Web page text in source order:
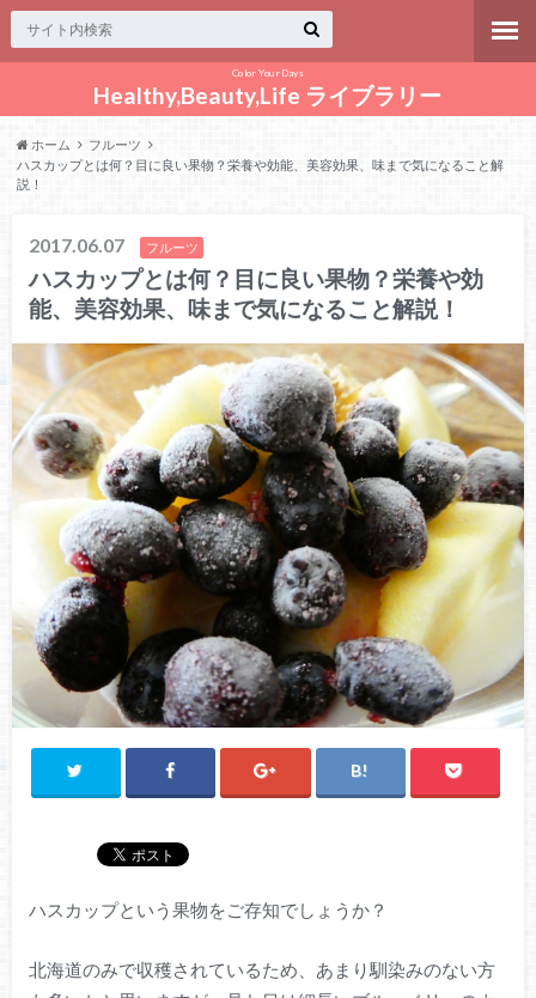
Color Your Days
Healthy,Beauty,Life ライブラリー
ホーム
フルーツ
ハスカップとは何？目に良い果物？栄養や効能、美容効果、味まで気になること解
説！
2017.06.07 フルーツ
ハスカップとは何？目に良い果物？栄養や効
能、美容効果、味まで気になること解説！
ハスカップという果物をご存知でしょうか？
北海道のみで収穫されているため、あまり馴染みのない方